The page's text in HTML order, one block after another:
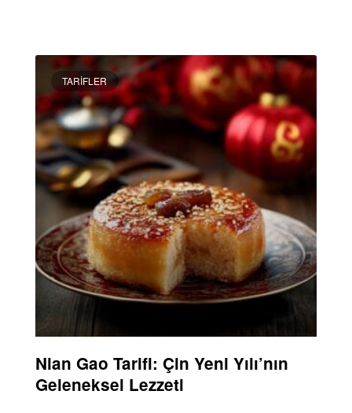
TARIFLER
Nian Gao Tarifi: Çin Yeni Yılı’nın
Geleneksel Lezzeti